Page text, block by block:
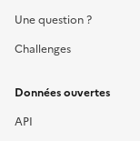
Une question ?
Challenges
Données ouvertes
API